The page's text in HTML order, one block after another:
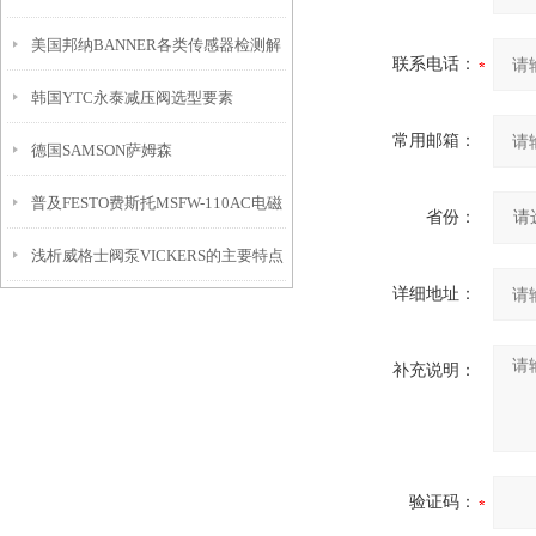
方法
美国邦纳BANNER各类传感器检测解
析
韩国YTC永泰减压阀选型要素
德国SAMSON萨姆森
VA3301/3302/3303/3306系列电动执
行机构
普及FESTO费斯托MSFW-110AC电磁
阀电磁线圈
浅析威格士阀泵VICKERS的主要特点
联系电话：
常用邮箱：
省份：
详细地址：
补充说明：
验证码：